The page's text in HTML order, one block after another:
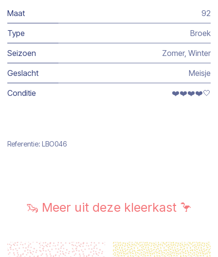
Maat 92
Type Broek
Seizoen Zomer, Winter
Geslacht Meisje
Conditie ❤️❤️❤️❤️🤍
Referentie: LBO046
🦦 Meer uit deze kleerkast 🦩